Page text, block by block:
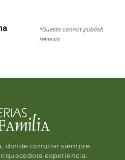
*Guests cannot publish
reviews
donde comprar siempre
experiencia.